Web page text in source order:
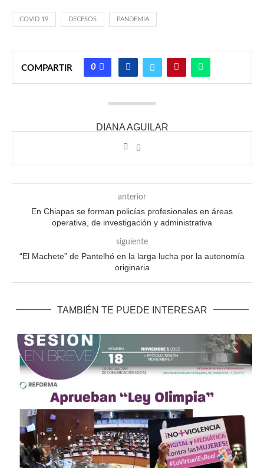
COVID 19 DECESOS PANDEMIA
COMPARTIR 0
DIANA AGUILAR
anterior
En Chiapas se forman policías profesionales en áreas
operativa, de investigación y administrativa
siguiente
“El Machete” de Pantelhó en la larga lucha por la autonomía
originaria
TAMBIÉN TE PUEDE INTERESAR